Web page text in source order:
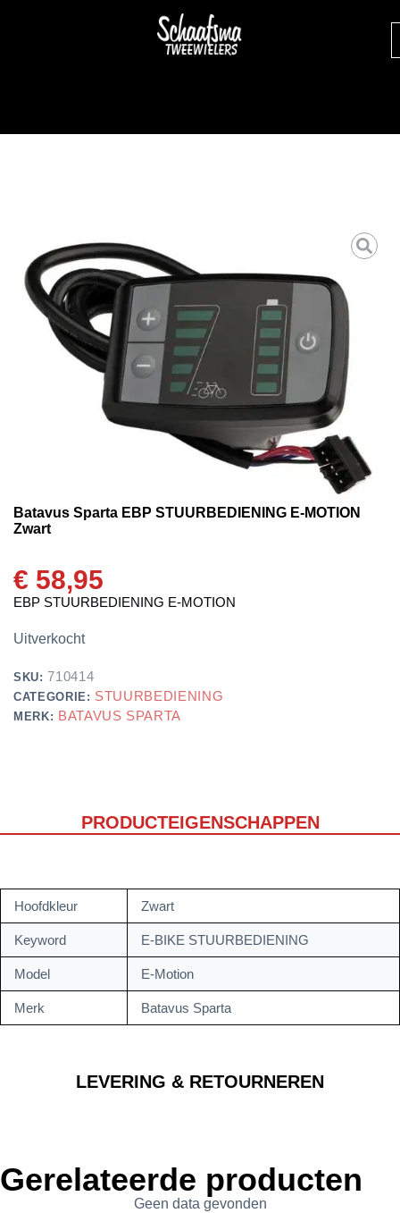
Batavus Sparta EBP STUURBEDIENING E-MOTION
Zwart
€ 58,95
EBP STUURBEDIENING E-MOTION
Uitverkocht
SKU: 710414
CATEGORIE: STUURBEDIENING
MERK: BATAVUS SPARTA
PRODUCTEIGENSCHAPPEN
LEVERING & RETOURNEREN
Hoofdkleur Zwart
Keyword E-BIKE STUURBEDIENING
Model E-Motion
Merk Batavus Sparta
Gerelateerde producten
Geen data gevonden